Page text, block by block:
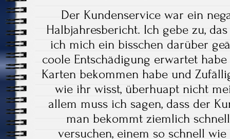
Der Kundenservice war ein
Halbjahresbericht. Ich gebe zu,
ich mich ein bisschen darüber
coole Entschädigung erwartet
Karten bekommen habe und
wie ihr wisst, überhuapt nicht
allem muss ich sagen, dass der
man bekommt ziemlich
versuchen, einem so schnell